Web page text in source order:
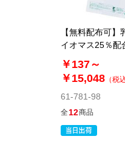
【無料配布可
イオマス25％配
トタイプ
￥137～
￥15,048 （税
61-781-98
全12商品